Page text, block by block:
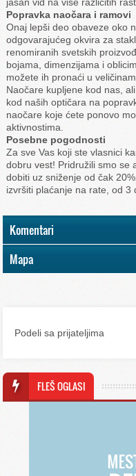
Popravka naočara i ramovi
Onaj lepši deo obaveze oko
odgovarajućeg okvira za
renomiranih svetskih
bojama, dimenzijama i
možete ih pronaći u
Naočare kupljene kod nas,
kod naših optičara na
naočare koje ćete ponovo
aktivnostima.
Posebne pogodnosti
Za sve Vas koji ste vlasnici
dobru vest! Pridružili smo se
dobiti uz sniženje od čak
izvršiti plaćanje na rate, od 3
Komentari
Mapa
Podeli sa prijateljima
FLEŠ OGLASI